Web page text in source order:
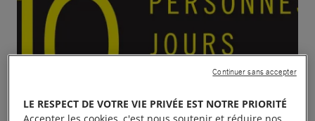
LE RESPECT DE VOTRE VIE PRIVÉE EST NOTRE PRIORITÉ
Continuer sans accepter